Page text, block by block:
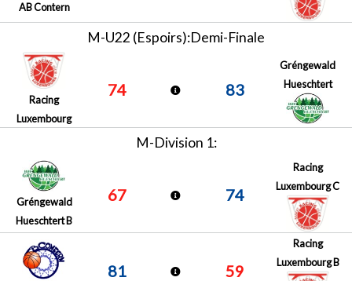
AB Contern
M-U22 (Espoirs):Demi-Finale
Racing
Luxembourg
74 83
Gréngewald
Hueschtert
M-Division 1:
Gréngewald
Hueschtert B
67 74
Racing
Luxembourg C
81 59
Racing
Luxembourg B